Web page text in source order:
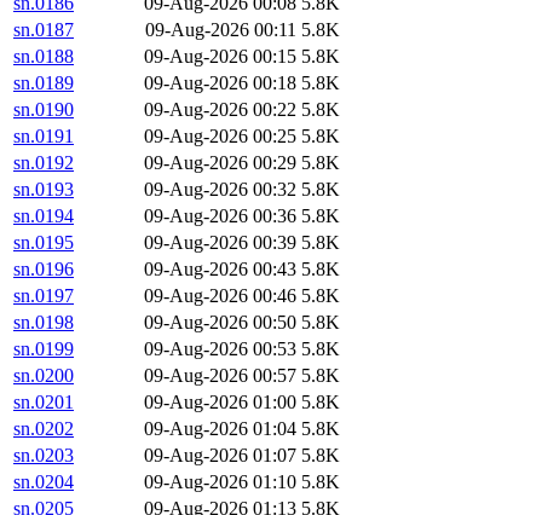
sn.0187
09-Aug-2026 00:11 5.8K
sn.0188
09-Aug-2026 00:15 5.8K
sn.0189
09-Aug-2026 00:18 5.8K
sn.0190
09-Aug-2026 00:22 5.8K
sn.0191
09-Aug-2026 00:25 5.8K
sn.0192
09-Aug-2026 00:29 5.8K
sn.0193
09-Aug-2026 00:32 5.8K
sn.0194
09-Aug-2026 00:36 5.8K
sn.0195
09-Aug-2026 00:39 5.8K
sn.0196
09-Aug-2026 00:43 5.8K
sn.0197
09-Aug-2026 00:46 5.8K
sn.0198
09-Aug-2026 00:50 5.8K
sn.0199
09-Aug-2026 00:53 5.8K
sn.0200
09-Aug-2026 00:57 5.8K
sn.0201
09-Aug-2026 01:00 5.8K
sn.0202
09-Aug-2026 01:04 5.8K
sn.0203
09-Aug-2026 01:07 5.8K
sn.0204
09-Aug-2026 01:10 5.8K
sn.0205
09-Aug-2026 01:13 5.8K